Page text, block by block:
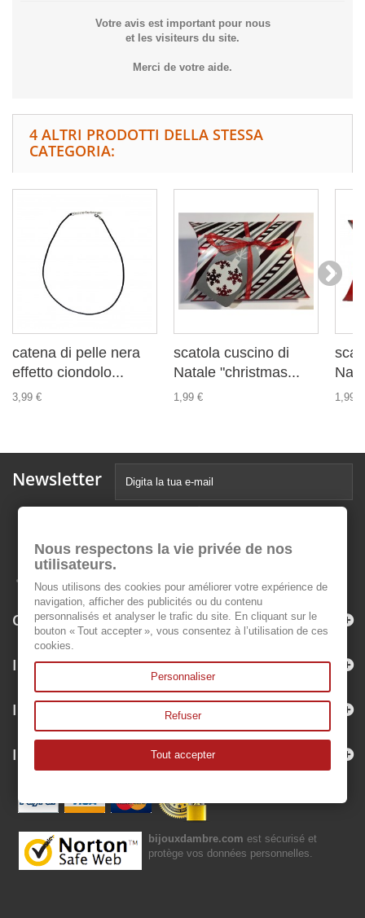
Votre avis est important pour nous
et les visiteurs du site.
Merci de votre aide.
4 ALTRI PRODOTTI DELLA STESSA
CATEGORIA:
catena di pelle nera
effetto ciondolo...
3,99 €
scatola cuscino di
Natale "christmas...
1,99 € 1,99 €
Newsletter
Categorie
Informazioni
Il mio account
Informazioni negozio
bijouxdambre.com est sécurisé et
protège vos données personnelles.
Nous respectons la vie privée de nos
utilisateurs.
Nous utilisons des cookies pour améliorer votre expérience de
navigation, afficher des publicités ou du contenu
personnalisés et analyser le trafic du site. En cliquant sur le
bouton « Tout accepter », vous consentez à l’utilisation de ces
cookies.
Personnaliser
Refuser
Tout accepter